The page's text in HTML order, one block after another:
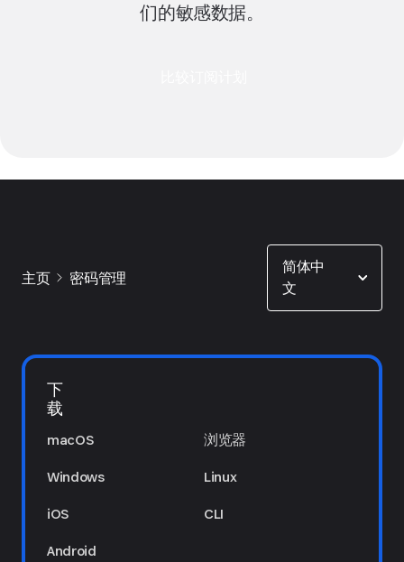
们的敏感数据。
主页 密码管理
简体中
文
Show options
下
载
macOS
Windows
iOS
Android
浏览器
Linux
CLI